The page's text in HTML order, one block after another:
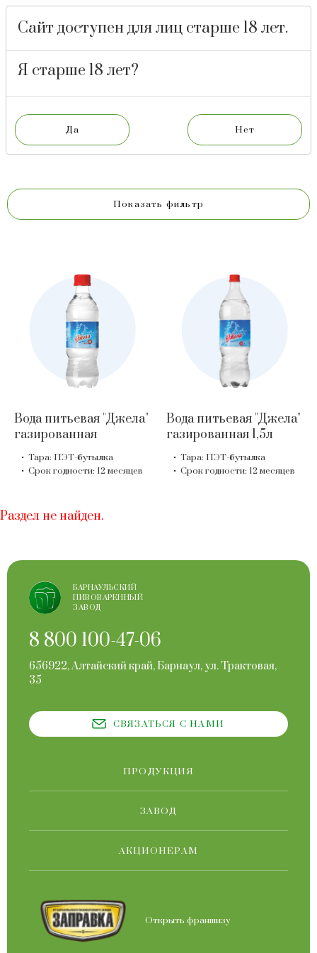
БАРНАУЛЬСКИЙ
ПИВОВАРЕННЫЙ
ДЖЕЛА
ДЖЕЛА
Показать фильтр
Вода питьевая "Джела"
газированная
Тара: ПЭТ-бутылка
Срок годности: 12 месяцев
Вода питьевая "Джела"
газированная 1,5л
Тара: ПЭТ-бутылка
Срок годности: 12 месяцев
Раздел не найден.
БАРНАУЛЬСКИЙ
ПИВОВАРЕННЫЙ
ЗАВОД
8 800 100-47-06
656922, Алтайский край, Барнаул, ул. Трактовая,
35
СВЯЗАТЬСЯ С НАМИ
ПРОДУКЦИЯ
ЗАВОД
АКЦИОНЕРАМ
Открыть франшизу
Сайт доступен для лиц старше 18 лет.
Я старше 18 лет?